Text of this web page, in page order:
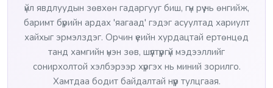
үйл явдлуудын зөвхөн гадаргууг биш, гүн рүү нь өнгийж,
баримт бүрийн ардах 'яагаад' гэдэг асуултад хариулт
хайхыг эрмэлздэг. Орчин үеийн хурдацтай ертөнцөд
танд хамгийн үнэн зөв, шүүлтүүргүй мэдээллийг
сонирхолтой хэлбэрээр хүргэх нь миний зорилго.
Хамтдаа бодит байдалтай нүүр тулцгаая.